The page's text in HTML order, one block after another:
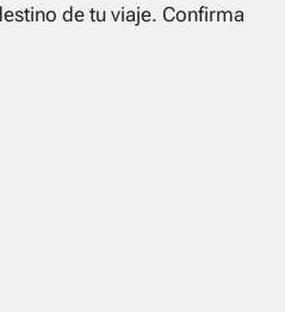
de tu viaje. Confirma